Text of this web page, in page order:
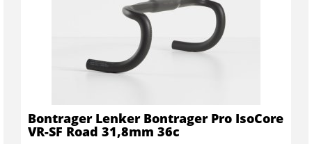
Bontrager Lenker Bontrager Pro IsoCore
VR-SF Road 31,8mm 36c